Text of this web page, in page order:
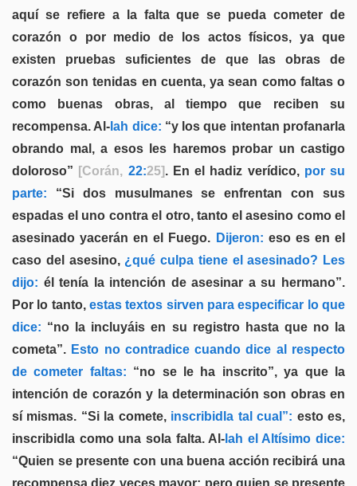
aquí se refiere a la falta que se pueda cometer de
corazón o por medio de los actos físicos, ya que
existen pruebas suficientes de que las obras de
corazón son tenidas en cuenta, ya sean como faltas o
como buenas obras, al tiempo que reciben su
recompensa. Al- lah dice: “y los que intentan profanarla
obrando mal, a esos les haremos probar un castigo
doloroso” [Corán, 22:25]. En el hadiz verídico,por su
parte: “Si dos musulmanes se enfrentan con sus
espadas el uno contra el otro, tanto el asesino como el
asesinado yacerán en el Fuego. Dijeron: eso es en el
caso del asesino,¿qué culpa tiene el asesinado? Les
dijo: él tenía la intención de asesinar a su hermano”.
Por lo tanto,estas textos sirven para especificar lo que
dice: “no la incluyáis en su registro hasta que no la
cometa”. Esto no contradice cuando dice al respecto
de cometer faltas: “no se le ha inscrito”, ya que la
intención de corazón y la determinación son obras en
sí mismas. “Si la comete,inscribidla tal cual”: esto es,
inscribidla como una sola falta. Al- lah el Altísimo dice:
“Quien se presente con una buena acción recibirá una
recompensa diez veces mayor; pero quien se presente